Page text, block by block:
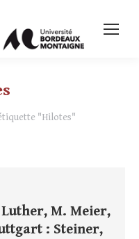
"Hilotes"
M. Meier,
: Steiner,